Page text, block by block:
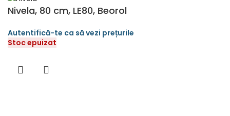
Nivela, 80 cm, LE80, Beorol
Stoc epuizat